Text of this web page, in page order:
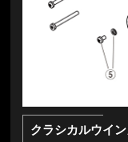
クラシカルウイ